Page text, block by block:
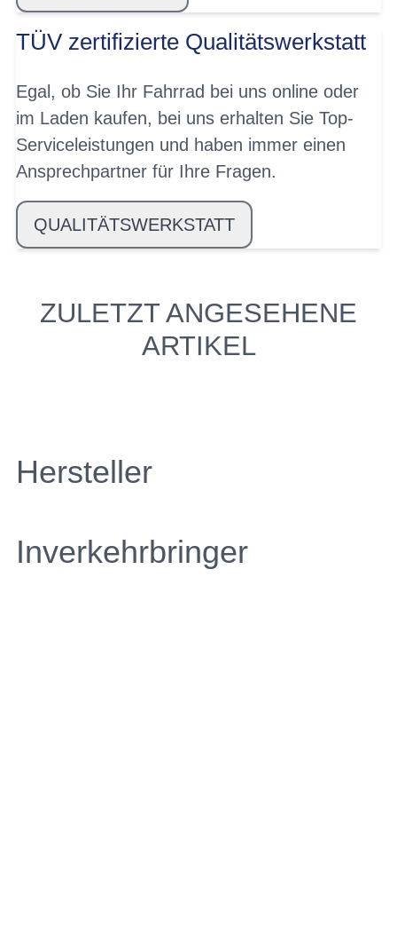
TÜV zertifizierte Qualitätswerkstatt
Egal, ob Sie Ihr Fahrrad bei uns online oder
im Laden kaufen, bei uns erhalten Sie Top-
Serviceleistungen und haben immer einen
Ansprechpartner für Ihre Fragen.
QUALITÄTSWERKSTATT
ZULETZT ANGESEHENE
ARTIKEL
Hersteller
Inverkehrbringer